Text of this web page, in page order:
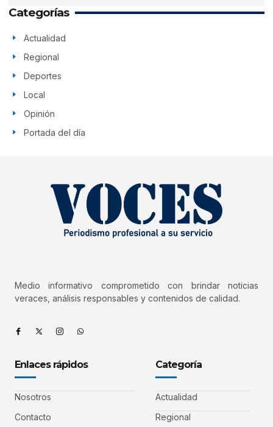
Categorías
Actualidad
Regional
Deportes
Local
Opinión
Portada del día
Medio informativo comprometido con brindar noticias
veraces, análisis responsables y contenidos de calidad.
Enlaces rápidos
Nosotros
Contacto
Categoría
Actualidad
Regional